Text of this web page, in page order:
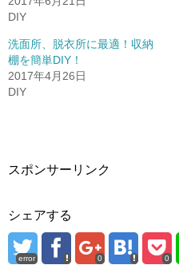
DIY
洗面所、脱衣所に最適！収納
棚を簡単DIY！
2017年4月26日
DIY
スポンサーリンク
シェアする
error 0 0